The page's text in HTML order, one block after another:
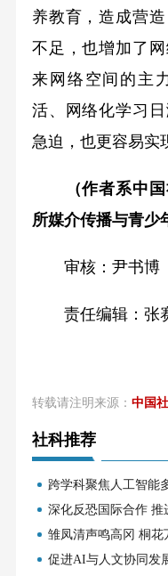
养教育，造成营
不足，也增加了
来网络空间的主
活、网络化学习
急迫，也更容易实
（作者系中国
所媒介传播与青少
审核：尹书博
责任编辑：张
转载请注明来源： 中国
社科推荐
跨学科聚焦人工智能
深化反恐国际合作 推
雏凤清声鸣高冈 桐花
促进AI与人文协同发